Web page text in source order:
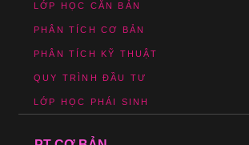
LỚP HỌC CĂN BẢN
PHÂN TÍCH CƠ BẢN
PHÂN TÍCH KỸ THUẬT
QUY TRÌNH ĐẦU TƯ
LỚP HỌC PHÁI SINH